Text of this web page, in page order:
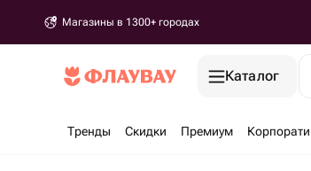
Магазины в 1300+ городах
Каталог
Тренды Скидки Премиум